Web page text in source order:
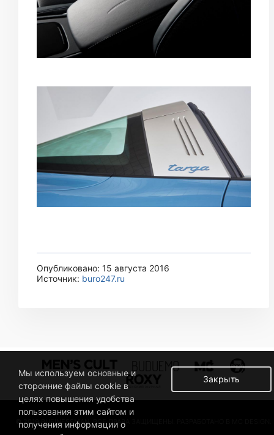
Опубликовано: 15 августа 2016
Источник: buro247.ru
© 2019 BUSINESSMAN. ВСЕ ПРАВА ЗАЩИЩЕНЫ. РАЗРАБОТАНО В MC DESIGN.
Закрыть
Мы используем основные и
сторонние файлы cookie в
целях повышения удобства
пользования этим сайтом и
получения информации о